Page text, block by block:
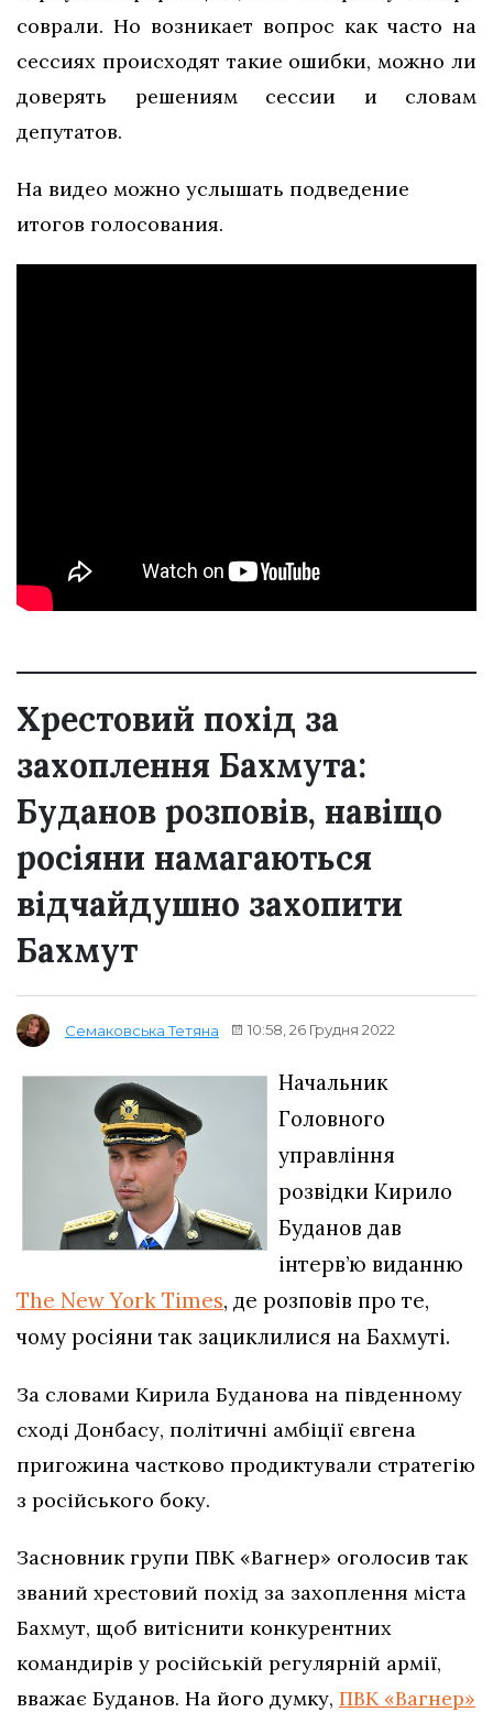
соврали. Но возникает вопрос как часто на
сессиях происходят такие ошибки, можно ли
доверять решениям сессии и словам
депутатов.
На видео можно услышать подведение
итогов голосования.
Хрестовий похід за
захоплення Бахмута:
Буданов розповів, навіщо
росіяни намагаються
відчайдушно захопити
Бахмут
Семаковська Тетяна 10:58, 26 Грудня 2022
Начальник
Головного
управління
розвідки Кирило
Буданов дав
інтерв’ю виданню
The New York Times, де розповів про те,
чому росіяни так зациклилися на Бахмуті.
За словами Кирила Буданова на південному
сході Донбасу, політичні амбіції євгена
пригожина частково продиктували стратегію
з російського боку.
Засновник групи ПВК «Вагнер» оголосив так
званий хрестовий похід за захоплення міста
Бахмут, щоб витіснити конкурентних
командирів у російській регулярній армії,
вважає Буданов. На його думку, ПВК «Вагнер»